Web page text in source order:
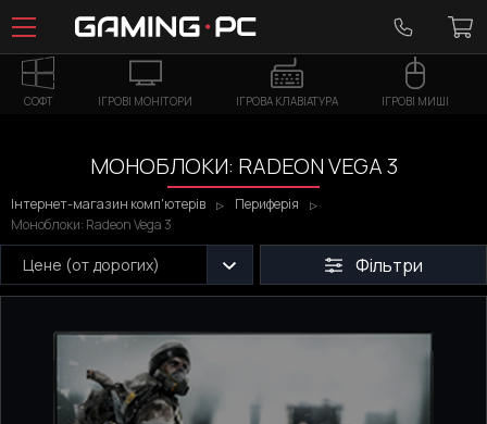
СОФТ ІГРОВІ МОНІТОРИ ІГРОВА КЛАВІАТУРА ІГРОВІ МИШІ
МОНОБЛОКИ: RADEON VEGA 3
Інтернет-магазин комп'ютерів
Периферія
Моноблоки: Radeon Vega 3
Цене (от дорогих) Фільтри